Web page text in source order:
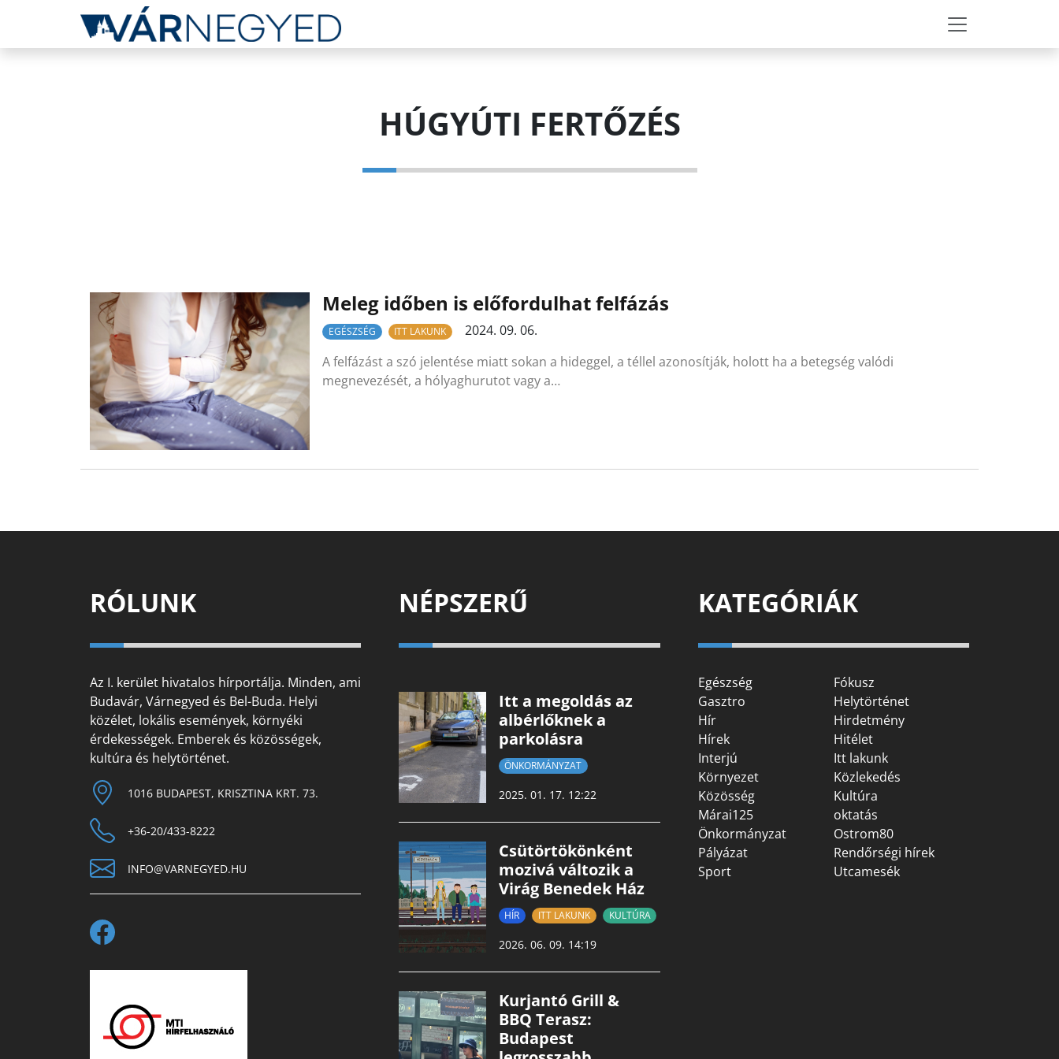
HÚGYÚTI FERTŐZÉS
Meleg időben is előfordulhat felfázás
EGÉSZSÉG ITT LAKUNK
2024. 09. 06.
A felfázást a szó jelentése miatt sokan a hideggel, a téllel azonosítják, holott ha a betegség valódi
megnevezését, a hólyaghurutot vagy a…
RÓLUNK
Az I. kerület hivatalos hírportálja. Minden, ami
Budavár, Várnegyed és Bel-Buda. Helyi
közélet, lokális események, környéki
érdekességek. Emberek és közösségek,
kultúra és helytörténet.
1016 BUDAPEST, KRISZTINA KRT. 73.
+36-20/433-8222
INFO@VARNEGYED.HU
NÉPSZERŰ
Itt a megoldás az
albérlőknek a
parkolásra
ÖNKORMÁNYZAT
2025. 01. 17. 12:22
Csütörtökönként
mozivá változik a
Virág Benedek Ház
HÍR ITT LAKUNK KULTÚRA
2026. 06. 09. 14:19
Kurjantó Grill &
BBQ Terasz:
Budapest
KATEGÓRIÁK
Egészség
Fókusz
Gasztro
Helytörténet
Hír
Hirdetmény
Hírek
Hitélet
Interjú
Itt lakunk
Környezet
Közlekedés
Közösség
Kultúra
Márai125
oktatás
Önkormányzat
Ostrom80
Pályázat
Rendőrségi hírek
Sport
Utcamesék